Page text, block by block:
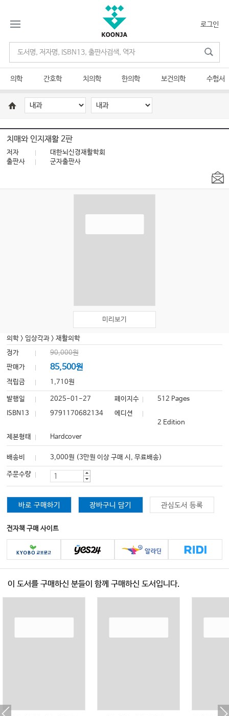
로그인
의학 간호학 치의학 한의학 보건의학 수험서
치매와 인지재활 2판
저자
대한뇌신경재활학회
출판사
군자출판사
미리보기
의학 > 임상각과 >재활의학
정가
90,000원
판매가
85,500원
적립금 1,710원
발행일 2025-01-27 페이지수
512 Pages
ISBN13
9791170682134
에디션
2 Edition
제본형태
Hardcover
배송비 3,000원 (3만원 이상 구매 시, 무료배송)
주문수량
바로 구매하기 장바구니 담기 관심도서 등록
전자책 구매 사이트
이 도서를 구매하신 분들이 함께 구매하신 도서입니다.